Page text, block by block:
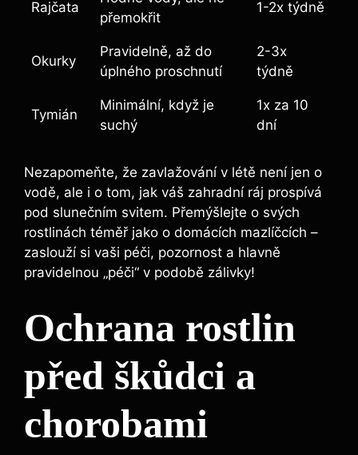
Rajčata
přemokřit
1-2x týdně
Okurky
Pravidelně, až do
úplného proschnutí
2-3x
týdně
Tymián
Minimální, když je
suchý
1x za 10
dní
Nezapomeňte, že zavlažování v létě není jen o
vodě, ale i o tom, jak váš zahradní ráj prospívá
pod slunečním svitem. Přemýšlejte o svých
rostlinách téměř jako o domácích mazlíčcích –
zaslouží si vaši péči, pozornost a hlavně
pravidelnou „péči“ v podobě zálivky!
Ochrana rostlin
před škůdci a
chorobami